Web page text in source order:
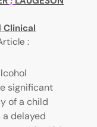
Clinical
:
significant
of a child
delayed